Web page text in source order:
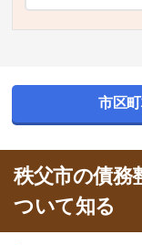
市区
秩父市の債務
ついて知る